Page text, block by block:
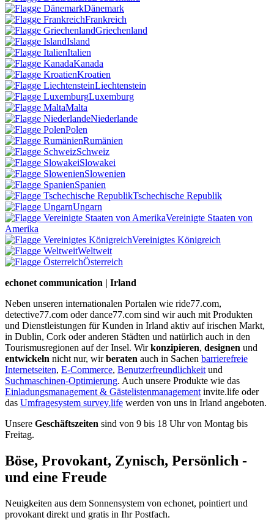
Dänemark
Frankreich
Griechenland
Island
Italien
Kanada
Kroatien
Liechtenstein
Luxemburg
Malta
Niederlande
Polen
Rumänien
Schweiz
Slowakei
Slowenien
Spanien
Tschechische Republik
Ungarn
Vereinigte Staaten von
Amerika
Vereinigtes Königreich
Weltweit
Österreich
echonet communication | Irland
Neben unseren internationalen Portalen wie ride77.com,
detective77.com oder dance77.com sind wir auch mit Produkten
und Dienstleistungen für Kunden in Irland aktiv auf irischen Markt,
in Dublin, Cork oder anderen Städten und natürlich auch in den
Tourismusregionen auf der Insel. Wirkonzipieren, designen und
entwickeln nicht nur, wirberaten auch in Sachen barrierefreie
Internetseiten, E-Commerce, Benutzerfreundlichkeit und
Suchmaschinen-Optimierung. Auch unsere Produkte wie das
Einladungsmanagement & Gästelistenmanagement invite.life oder
das Umfragesystem survey.life werden von uns in Irland angeboten.
Unsere Geschäftszeiten sind von 9 bis 18 Uhr von Montag bis
Freitag.
Böse, Provokant, Zynisch, Persönlich -
und eine Freude
Neuigkeiten aus dem Sonnensystem von echonet, pointiert und
provokant direkt und gratis in Ihr Postfach.